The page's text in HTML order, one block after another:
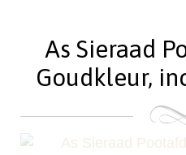
As Sieraad
Goudkleur,